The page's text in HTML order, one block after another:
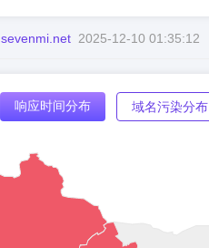
sevenmi.net 2025-12-10 01:35:12
响应时间分布 域名污染分布